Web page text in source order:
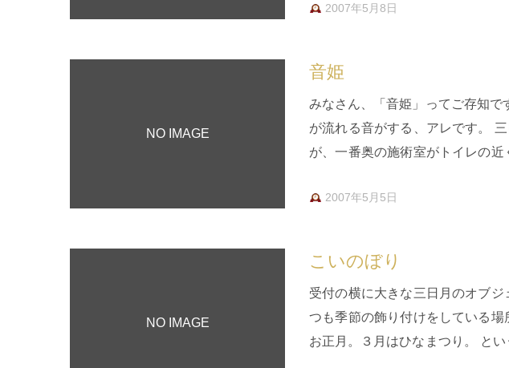
2007年5月8日
NO IMAGE
音姫
みなさん、「音姫」ってご存知で
が流れる音がする、アレです。
が、一番奥の施術室がトイレの
2007年5月5日
NO IMAGE
こいのぼり
受付の横に大きな三日月のオブ
つも季節の飾り付けをしている
お正月。３月はひなまつり。 と